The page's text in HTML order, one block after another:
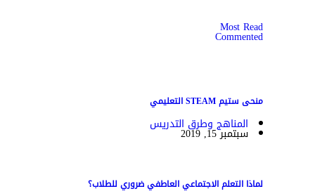
Most Read
Commented
منحى ستيم STEAM التعليمي
المناهج وطرق التدريس
سبتمبر 15, 2019
لماذا التعلم الاجتماعي العاطفي ضروري للطلاب؟